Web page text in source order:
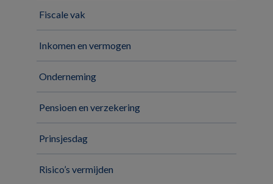
Fiscale vak
Inkomen en vermogen
Onderneming
Pensioen en verzekering
Prinsjesdag
Risico’s vermijden